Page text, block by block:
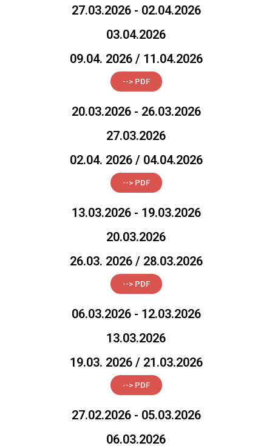
27.03.2026 - 02.04.2026
03.04.2026
09.04. 2026 / 11.04.2026
--> PDF
20.03.2026 - 26.03.2026
27.03.2026
02.04. 2026 / 04.04.2026
--> PDF
13.03.2026 - 19.03.2026
20.03.2026
26.03. 2026 / 28.03.2026
--> PDF
06.03.2026 - 12.03.2026
13.03.2026
19.03. 2026 / 21.03.2026
--> PDF
27.02.2026 - 05.03.2026
06.03.2026